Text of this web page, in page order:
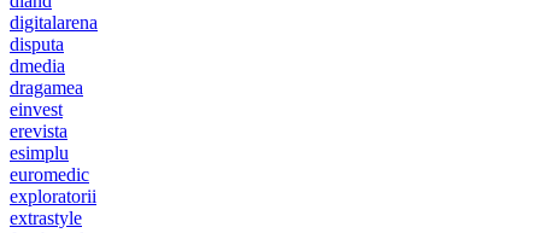
digitalarena
disputa
dmedia
dragamea
einvest
erevista
esimplu
euromedic
exploratorii
extrastyle